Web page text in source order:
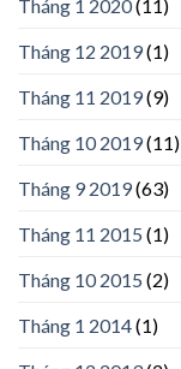
Tháng 1 2020(11)
Tháng 12 2019(1)
Tháng 11 2019(9)
Tháng 10 2019(11)
Tháng 9 2019(63)
Tháng 11 2015 (1)
Tháng 10 2015 (2)
Tháng 1 2014(1)